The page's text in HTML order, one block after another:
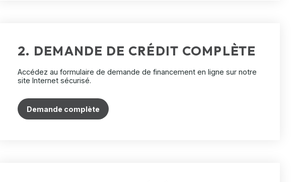
2. DEMANDE DE CRÉDIT COMPLÈTE
Accédez au formulaire de demande de financement en ligne sur notre
site Internet sécurisé.
Demande complète